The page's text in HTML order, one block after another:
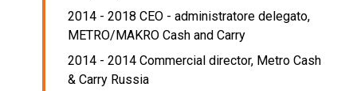
2014 - 2018 CEO - administratore delegato,
METRO/MAKRO Cash and Carry
2014 - 2014 Commercial director, Metro Cash
& Carry Russia